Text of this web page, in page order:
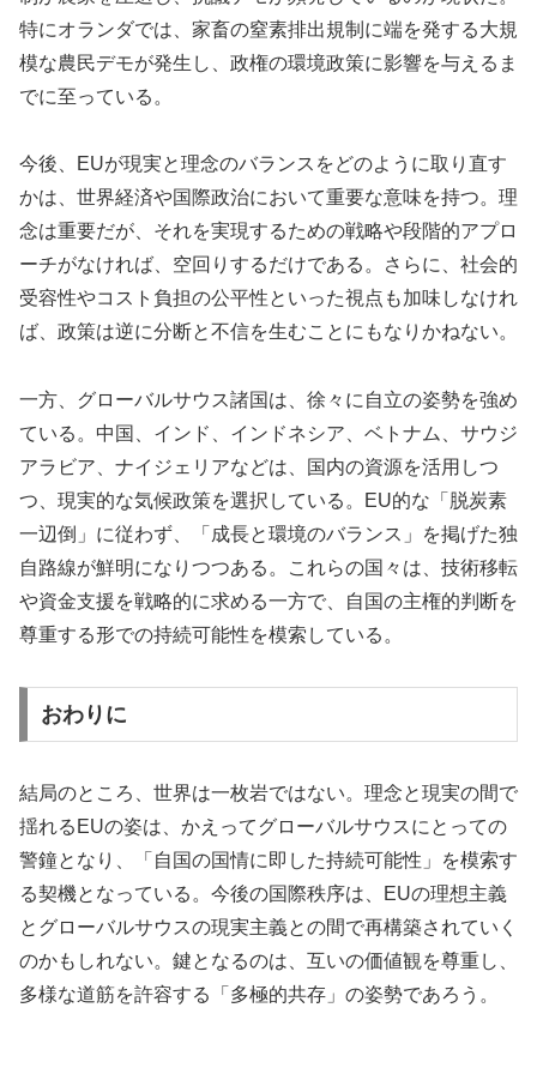
特にオランダでは、家畜の窒素排出規制に端を発する大規
模な農民デモが発生し、政権の環境政策に影響を与えるま
でに至っている。
今後、EUが現実と理念のバランスをどのように取り直す
かは、世界経済や国際政治において重要な意味を持つ。理
念は重要だが、それを実現するための戦略や段階的アプロ
ーチがなければ、空回りするだけである。さらに、社会的
受容性やコスト負担の公平性といった視点も加味しなけれ
ば、政策は逆に分断と不信を生むことにもなりかねない。
一方、グローバルサウス諸国は、徐々に自立の姿勢を強め
ている。中国、インド、インドネシア、ベトナム、サウジ
アラビア、ナイジェリアなどは、国内の資源を活用しつ
つ、現実的な気候政策を選択している。EU的な「脱炭素
一辺倒」に従わず、「成長と環境のバランス」を掲げた独
自路線が鮮明になりつつある。これらの国々は、技術移転
や資金支援を戦略的に求める一方で、自国の主権的判断を
尊重する形での持続可能性を模索している。
おわりに
結局のところ、世界は一枚岩ではない。理念と現実の間で
揺れるEUの姿は、かえってグローバルサウスにとっての
警鐘となり、「自国の国情に即した持続可能性」を模索す
る契機となっている。今後の国際秩序は、EUの理想主義
とグローバルサウスの現実主義との間で再構築されていく
のかもしれない。鍵となるのは、互いの価値観を尊重し、
多様な道筋を許容する「多極的共存」の姿勢であろう。